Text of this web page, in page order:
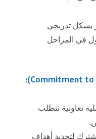
بشكل تدريجي
في المراحل
تعاونية تتطلب
لتحديد أهداف